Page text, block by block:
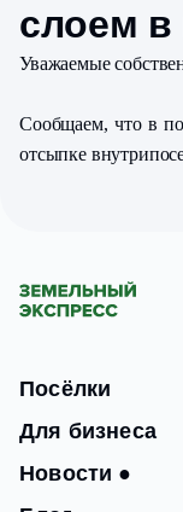
слоем в
Уважаемые
Сообщаем, что в
отсыпке
Посёлки
Для бизнеса
Новости ●